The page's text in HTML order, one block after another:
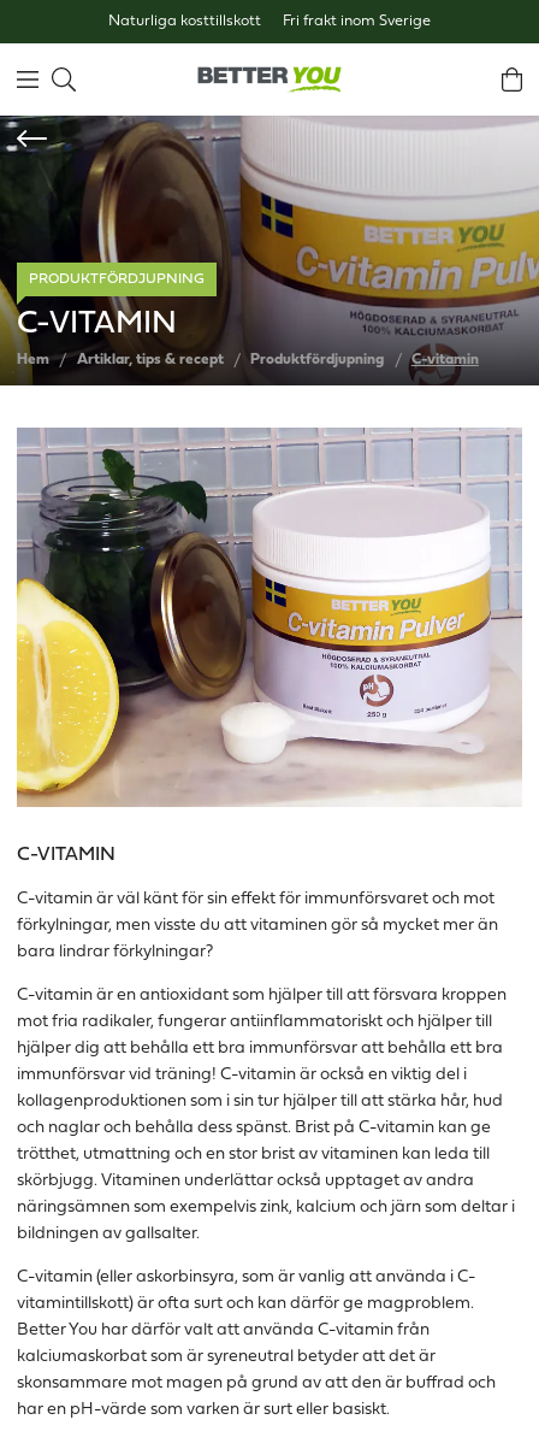
Naturliga kosttillskott Fri frakt inom Sverige
PRODUKTFÖRDJUPNING
C-VITAMIN
Hem Artiklar, tips & recept Produktfördjupning C-vitamin
C-VITAMIN
C-vitamin är väl känt för sin effekt för immunförsvaret och mot
förkylningar, men visste du att vitaminen gör så mycket mer än
bara lindrar förkylningar?
C-vitamin är en antioxidant som hjälper till att försvara kroppen
mot fria radikaler, fungerar antiinflammatoriskt och hjälper till
hjälper dig att behålla ett bra immunförsvar att behålla ett bra
immunförsvar vid träning! C-vitamin är också en viktig del i
kollagenproduktionen som i sin tur hjälper till att stärka hår, hud
och naglar och behålla dess spänst. Brist på C-vitamin kan ge
trötthet, utmattning och en stor brist av vitaminen kan leda till
skörbjugg. Vitaminen underlättar också upptaget av andra
näringsämnen som exempelvis zink, kalcium och järn som deltar i
bildningen av gallsalter.
C-vitamin (eller askorbinsyra, som är vanlig att använda i C-
vitamintillskott) är ofta surt och kan därför ge magproblem.
Better You har därför valt att använda C-vitamin från
kalciumaskorbat som är syreneutral betyder att det är
skonsammare mot magen på grund av att den är buffrad och
har en pH-värde som varken är surt eller basiskt.